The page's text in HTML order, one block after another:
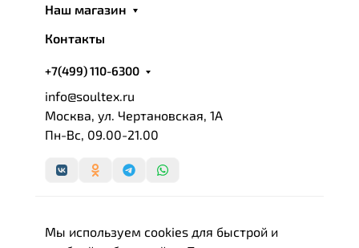
Наш магазин
Контакты
+7(499) 110-6300
info@soultex.ru
Москва, ул. Чертановская, 1А
Пн-Вс, 09.00-21.00
Мы используем cookies для быстрой и